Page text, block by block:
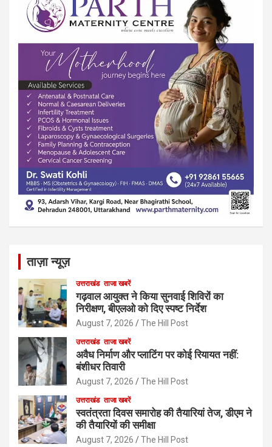
ताज़ा न्यूज़
उत्तराखंड ताजा खबरें
गढ़वाल आयुक्त ने किया सुनवाई शिविरों का
निरीक्षण, बीएलओ को दिए स्पष्ट निर्देश
August 7, 2026 The Hill Post
उत्तराखंड ताजा खबरें
अवैध निर्माण और प्लाटिंग पर कोई रियायत नहीं:
बंशीधर तिवारी
August 7, 2026 The Hill Post
उत्तराखंड ताजा खबरें
स्वतंत्रता दिवस समारोह की तैयारियां तेज, डीएम ने
की तैयारियों की समीक्षा
August 7, 2026 The Hill Post